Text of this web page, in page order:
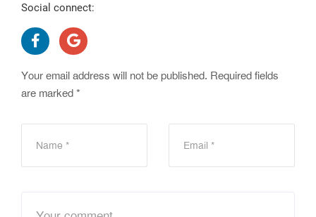
Social connect:
Your email address will not be published. Required fields
are marked *